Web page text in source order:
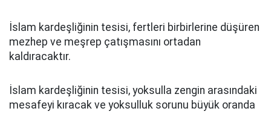
İslam kardeşliğinin tesisi, fertleri birbirlerine düşüren
mezhep ve meşrep çatışmasını ortadan
kaldıracaktır.
İslam kardeşliğinin tesisi, yoksulla zengin arasındaki
mesafeyi kıracak ve yoksulluk sorunu büyük oranda